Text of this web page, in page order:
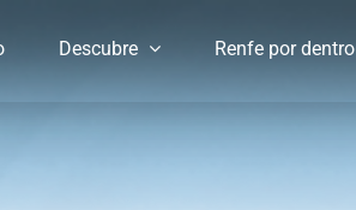
Descubre Renfe por dentro